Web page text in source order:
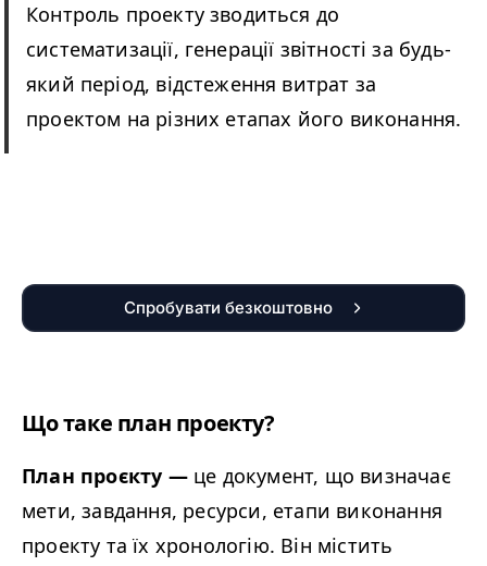
Контроль проекту зводиться до
систематизації, генерації звітності за будь-
який період, відстеження витрат за
проектом на різних етапах його виконання.
Спробувати безкоштовно
Що таке план проекту?
План проєкту — це документ, що визначає
мети, завдання, ресурси, етапи виконання
проекту та їх хронологію. Він містить